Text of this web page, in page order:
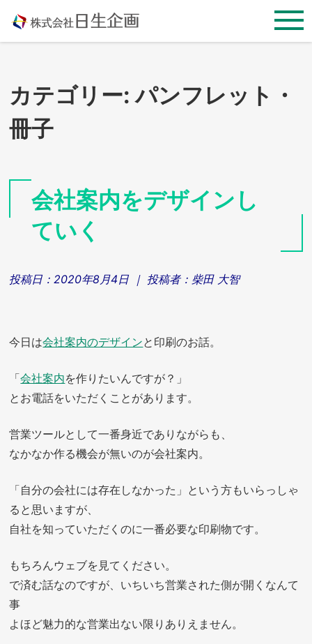
content
カテゴリー:パンフレット・
冊子
会社案内をデザインし
ていく
投稿日： 2020年8月4日 ｜ 投稿者： 柴田 大智
今日は会社案内のデザインと印刷のお話。
「会社案内を作りたいんですが？」
とお電話をいただくことがあります。
営業ツールとして一番身近でありながらも、
なかなか作る機会が無いのが会社案内。
「自分の会社には存在しなかった」という方もいらっしゃ
ると思いますが、
自社を知っていただくのに一番必要な印刷物です。
もちろんウェブを見てください。
で済む話なのですが、いちいち営業された側が開くなんて
事
よほど魅力的な営業出ない限りありえません。